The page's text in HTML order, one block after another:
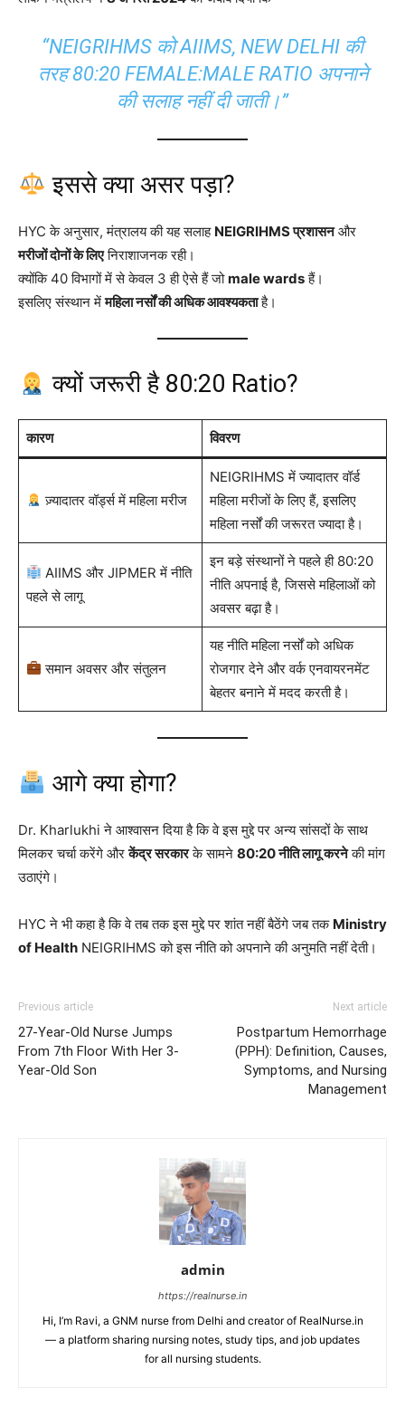
“NEIGRIHMS को AIIMS, NEW DELHI की
तरह 80:20 FEMALE:MALE RATIO अपनाने
की सलाह नहीं दी जाती।”
इससे क्या असर पड़ा?
HYC के अनुसार, मंत्रालय की यह सलाह NEIGRIHMS प्रशासनऔर
मरीजों दोनों के लिएनिराशाजनक रही।
क्योंकि 40 विभागों में से केवल 3 ही ऐसे हैं जोmale wardsहैं।
इसलिए संस्थान मेंमहिला नर्सों की अधिक आवश्यकताहै।
क्यों जरूरी है 80:20 Ratio?
कारण विवरण
ज़्यादातर वॉर्ड्स में महिला मरीज
NEIGRIHMS में ज्यादातर वॉर्ड
महिला मरीजों के लिए हैं, इसलिए
महिला नर्सों की जरूरत ज्यादा है।
AIIMS और JIPMER में नीति
पहले से लागू
इन बड़े संस्थानों ने पहले ही 80:20
नीति अपनाई है, जिससे महिलाओं को
अवसर बढ़ा है।
समान अवसर और संतुलन
यह नीति महिला नर्सों को अधिक
रोजगार देने और वर्क एनवायरनमेंट
बेहतर बनाने में मदद करती है।
आगे क्या होगा?
Dr. Kharlukhi ने आश्वासन दिया है कि वे इस मुद्दे पर अन्य सांसदों के साथ
मिलकर चर्चा करेंगे औरकेंद्र सरकारके सामने 80:20 नीति लागू करनेकी मांग
उठाएंगे।
HYC ने भी कहा है कि वे तब तक इस मुद्दे पर शांत नहीं बैठेंगे जब तक Ministry
of Health NEIGRIHMS को इस नीति को अपनाने की अनुमति नहीं देती।
Previous article
27-Year-Old Nurse Jumps
From 7th Floor With Her 3-
Year-Old Son
Next article
Postpartum Hemorrhage
(PPH): Definition, Causes,
Symptoms, and Nursing
Management
admin
https://realnurse.in
Hi, I’m Ravi, a GNM nurse from Delhi and creator of RealNurse.in
— a platform sharing nursing notes, study tips, and job updates
for all nursing students.